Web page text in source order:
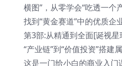
横图”，从零学会“吃透一个
找到“黄金赛道”中的优质企业
第3部:从精通到全面[诞视星
“产业链”到“价值投资”搭建
这是一门给小白的商业入